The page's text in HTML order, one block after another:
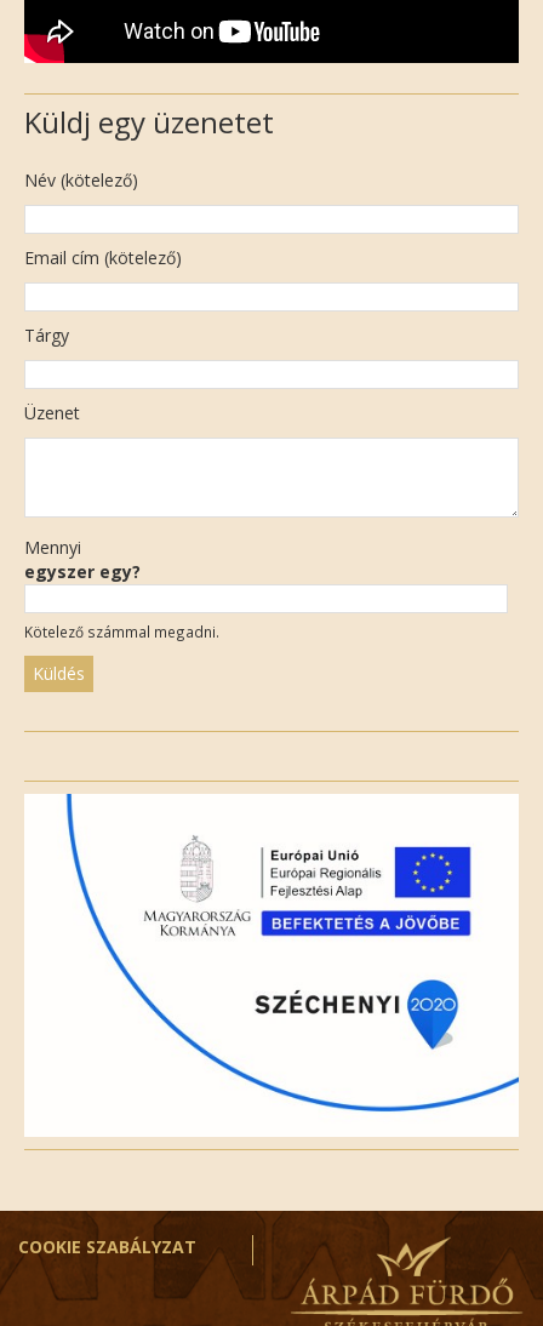
Küldj egy üzenetet
Név (kötelező)
Email cím (kötelező)
Tárgy
Üzenet
Mennyi
egyszer egy?
Kötelező számmal megadni.
field
empty.
COOKIE SZABÁLYZAT